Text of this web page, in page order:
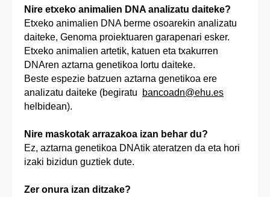
Nire etxeko animalien DNA analizatu daiteke?
Etxeko animalien DNA berme osoarekin analizatu
daiteke, Genoma proiektuaren garapenari esker.
Etxeko animalien artetik, katuen eta txakurren
DNAren aztarna genetikoa lortu daiteke.
Beste espezie batzuen aztarna genetikoa ere
analizatu daiteke (begiratu
bancoadn@ehu.es
helbidean).
Nire maskotak arrazakoa izan behar du?
Ez, aztarna genetikoa DNAtik ateratzen da eta hori
izaki bizidun guztiek dute.
Zer onura izan ditzake?